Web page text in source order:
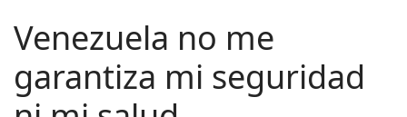
Venezuela no me
garantiza mi seguridad